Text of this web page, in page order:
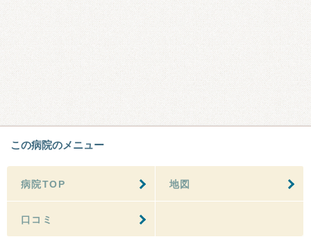
この病院のメニュー
病院TOP 地図
口コミ